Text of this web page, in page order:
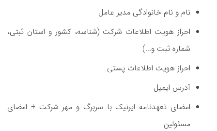
نام و نام خانوادگی مدیر عامل
احراز هویت اطلاعات شرکت (شناسه، کشور و استان ثبتی،
شماره ثبت و...)
احراز هویت اطلاعات پستی
آدرس ایمیل
امضای تعهدنامه ایرنیک با سربرگ و مهر شرکت + امضای
مسئولین